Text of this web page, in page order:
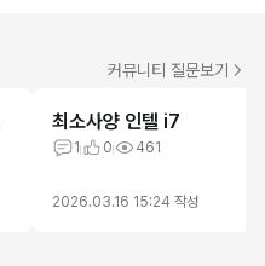
커뮤니티 질문보기
최소사양 인텔 i7
1 0 461
2026.03.16 15:24 작성